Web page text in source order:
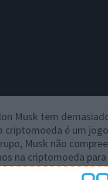
Musk tem
é um
Musk não
na criptomoeda